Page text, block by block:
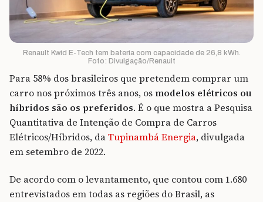
Renault Kwid E-Tech tem bateria com capacidade de 26,8 kWh.
Foto: Divulgação/Renault
Para 58% dos brasileiros que pretendem comprar um
carro nos próximos três anos, os modelos elétricos ou
híbridos são os preferidos. É o que mostra a Pesquisa
Quantitativa de Intenção de Compra de Carros
Elétricos/Híbridos, daTupinambá Energia, divulgada
em setembro de 2022.
De acordo com o levantamento, que contou com 1.680
entrevistados em todas as regiões do Brasil, as